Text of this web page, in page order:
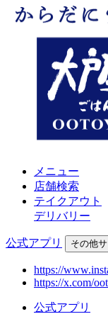
メニュー
店舗検索
テイクアウト
デリバリー
公式アプリ その他
https://
https://x.com/
公式アプリ